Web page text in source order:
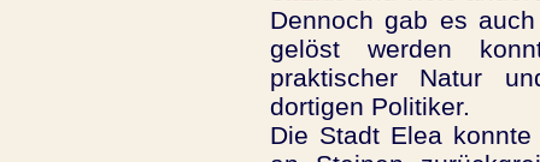
Dennoch gab es
gelöst werden
praktischer Natur
dortigen Politiker.
Die Stadt Elea